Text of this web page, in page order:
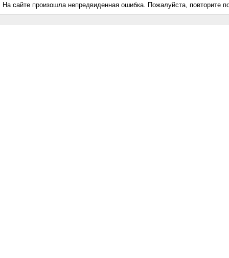
На сайте произошла непредвиденная ошибка. Пожалуйста, повторите